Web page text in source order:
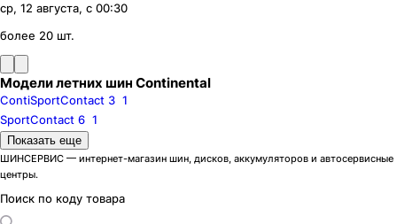
ср, 12 августа, с 00:30
более 20 шт.
Модели летних шин Continental
ContiSportContact 3 1
SportContact 6 1
Шиноразмеры
R21 R22
Бренды
Pirelli
Hankook
Показать еще
ШИНСЕРВИС — интернет-магазин шин, дисков, аккумуляторов и автосервисные
центры.
Поиск по коду товара